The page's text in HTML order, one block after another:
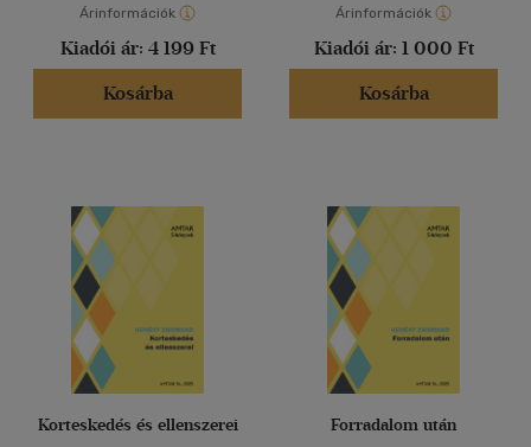
Árinformációk
Kiadói ár: 4 199 Ft
Kosárba
Árinformációk
Kiadói ár: 1 000 Ft
Kosárba
Korteskedés és ellenszerei Forradalom után